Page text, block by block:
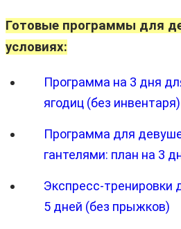
Готовые программы для
условиях:
Программа на 3 дня
ягодиц (без инвентаря)
Программа для
гантелями: план на 3
Экспресс-тренировки
5 дней (без прыжков)